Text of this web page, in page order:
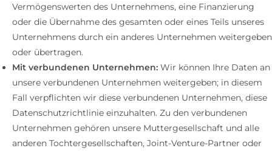
Vermögenswerten des Unternehmens, eine Finanzierung
oder die Übernahme des gesamten oder eines Teils unseres
Unternehmens durch ein anderes Unternehmen weitergeben
oder übertragen.
Mit verbundenen Unternehmen: Wir können Ihre Daten an
unsere verbundenen Unternehmen weitergeben; in diesem
Fall verpflichten wir diese verbundenen Unternehmen, diese
Datenschutzrichtlinie einzuhalten. Zu den verbundenen
Unternehmen gehören unsere Muttergesellschaft und alle
anderen Tochtergesellschaften, Joint-Venture-Partner oder